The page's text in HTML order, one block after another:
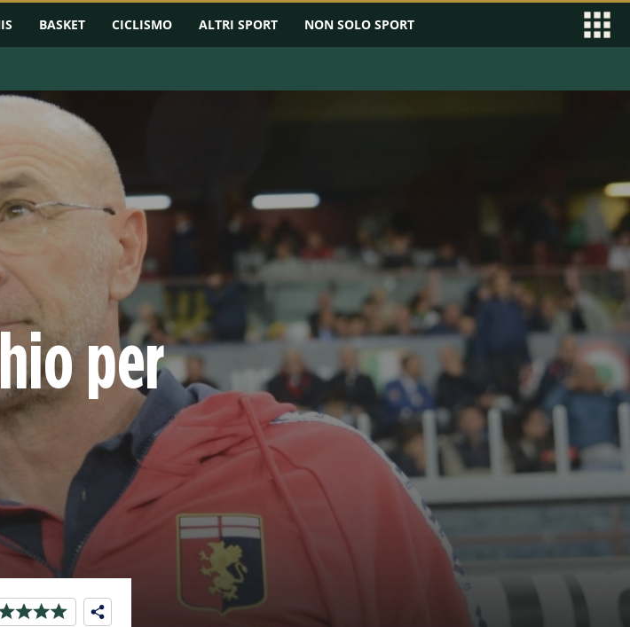
BASKET CICLISMO ALTRI SPORT NON SOLO SPORT
EUROPA LEAGUE
per